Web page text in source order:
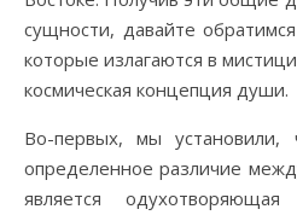
сущности, давайте
которые излагаются в
космическая концепция души.
Во-первых, мы установили,
определенное различие
является